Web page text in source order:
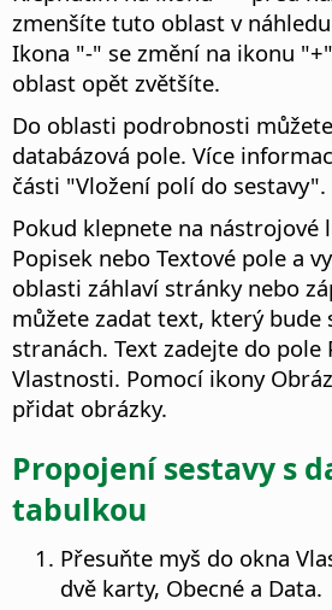
zmenšíte tuto oblast v
Ikona "-" se změní na ikonu
oblast opět zvětšíte.
Do oblasti podrobnosti
databázová pole. Více
části "Vložení polí do sestavy".
Pokud klepnete na nástrojové
Popisek nebo Textové pole a
oblasti záhlaví stránky nebo
můžete zadat text, který bude
stranách. Text zadejte do pole
Vlastnosti. Pomocí ikony
přidat obrázky.
Propojení sestavy s
tabulkou
Přesuňte myš do okna
dvě karty, Obecné a Data.